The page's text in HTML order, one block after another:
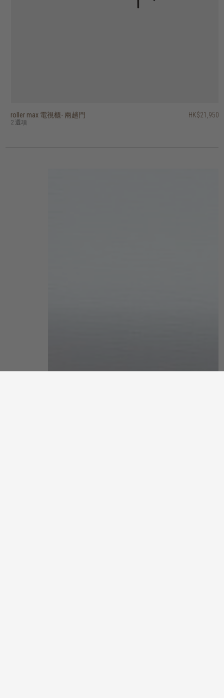
roller max 電視櫃- 兩趟門
2 選項
HK$21,950
timba 電視櫃 - 三抽屜
2 選項
HK$12,950
era 電視櫃 - 兩門、單抽屜 HK$10,950
grace 可延伸電視櫃 - 兩抽屜 HK$13,950
tess 可延伸電視櫃 - 兩抽屜
2 選項
HK$10,950
PI 電視櫃 - 單下揭式櫃門、單抽屜 HK$20,450
vision 電視櫃 - 四門 HK$8,450
klasik 電視櫃 - 兩門、單抽屜
2 選項
HK$8,750
ace 電視櫃 - 四門 HK$18,450
lekk 可延伸電視櫃 - 三抽屜 HK$16,950